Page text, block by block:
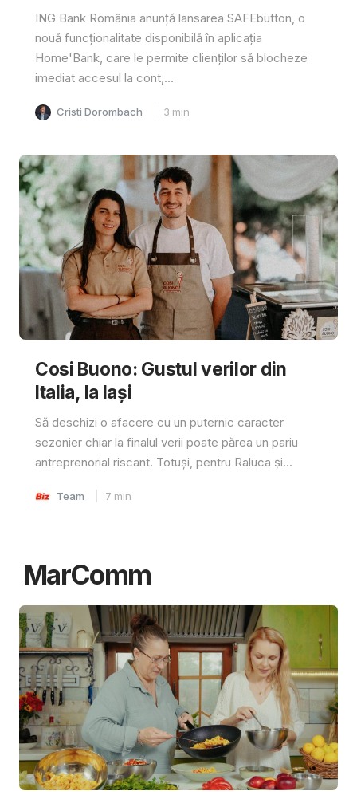
ING Bank România anunță lansarea SAFEbutton, o
nouă funcționalitate disponibilă în aplicația
Home'Bank, care le permite clienților să blocheze
imediat accesul la cont,...
Cristi Dorombach 3 min
Cosi Buono: Gustul verilor din
Italia, la Iași
Să deschizi o afacere cu un puternic caracter
sezonier chiar la finalul verii poate părea un pariu
antreprenorial riscant. Totuși, pentru Raluca și...
Team 7 min
MarComm